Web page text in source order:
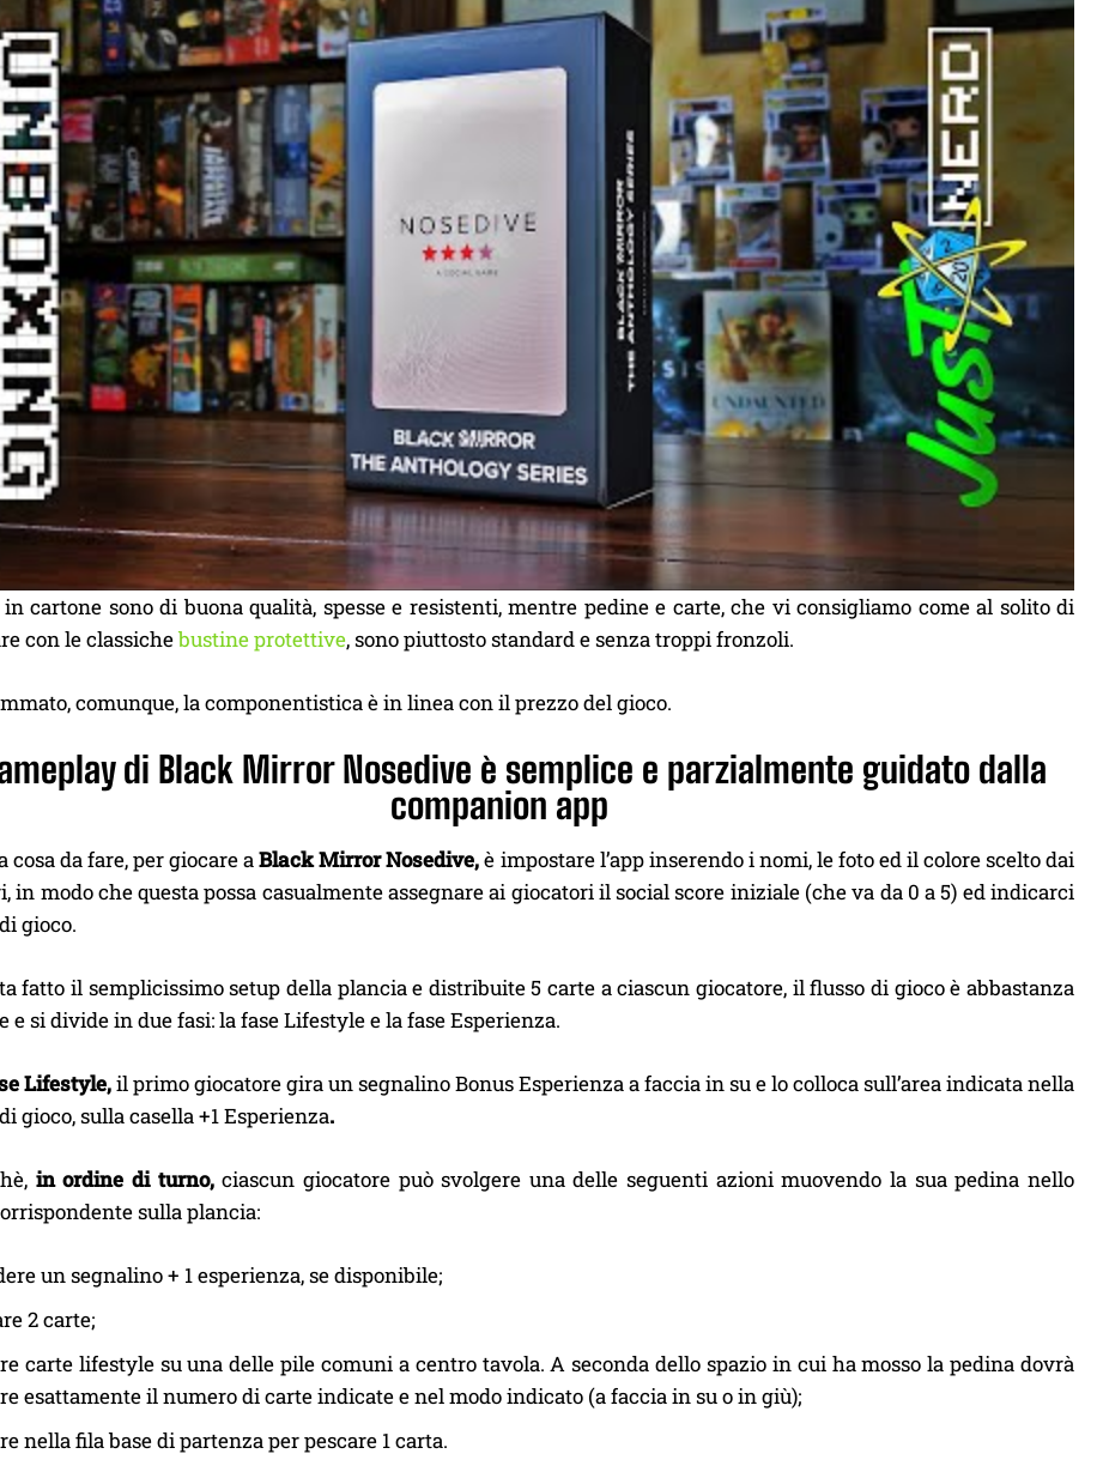
cartone sono di buona qualità, spesse e resistenti, mentre pedine e carte, che vi consigliamo come al solito di
con le classichebustine protettive, sono piuttosto standard e senza troppi fronzoli.
comunque, la componentistica è in linea con il prezzo del gioco.
di Black Mirror Nosedive è semplice e parzialmente guidato dalla
companion app
cosa da fare, per giocare aBlack Mirror Nosedive,è impostare l’app inserendo i nomi, le foto ed il colore scelto dai
in modo che questa possa casualmente assegnare ai giocatori il social score iniziale (che va da 0 a 5) ed indicarci
gioco.
fatto il semplicissimo setup della plancia e distribuite 5 carte a ciascun giocatore, il flusso di gioco è abbastanza
e si divide in due fasi: la fase Lifestyle e la fase Esperienza.
Lifestyle,il primo giocatore gira un segnalino Bonus Esperienza a faccia in su e lo colloca sull’area indicata nella
gioco, sulla casella +1 Esperienza.
in ordine di turno,ciascun giocatore può svolgere una delle seguenti azioni muovendo la sua pedina nello
sulla plancia:
un segnalino + 1 esperienza, se disponibile;
2 carte;
carte lifestyle su una delle pile comuni a centro tavola. A seconda dello spazio in cui ha mosso la pedina dovrà
esattamente il numero di carte indicate e nel modo indicato (a faccia in su o in giù);
nella fila base di partenza per pescare 1 carta.